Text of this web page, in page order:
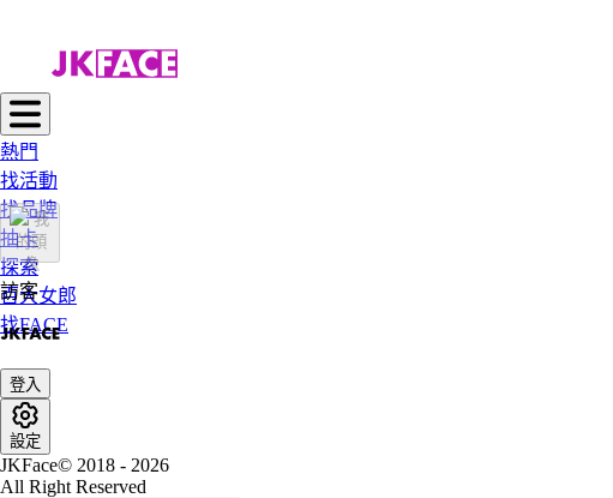
熱門
找活動
找品牌
抽卡
探索
百大女郎
找FACE
訪客
登入
設定
JKFace© 2018 - 2026
All Right Reserved